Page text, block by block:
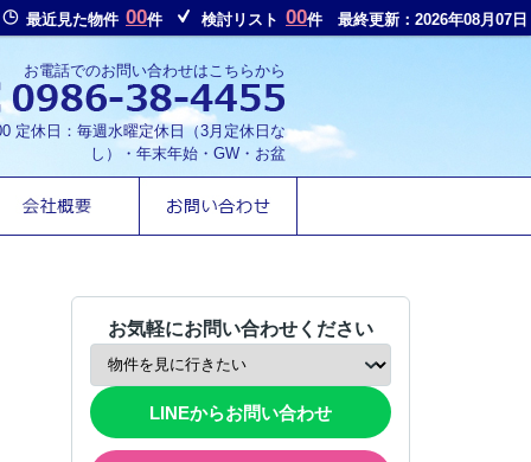
最近見た物件 00件 検討リスト 00件 最終更新：2026年08月07日
お電話でのお問い合わせはこちらから
定休日：毎週水曜定休日（3月定休日な
し）・年末年始・GW・お盆
お気軽にお問い合わせください
LINEからお問い合わせ